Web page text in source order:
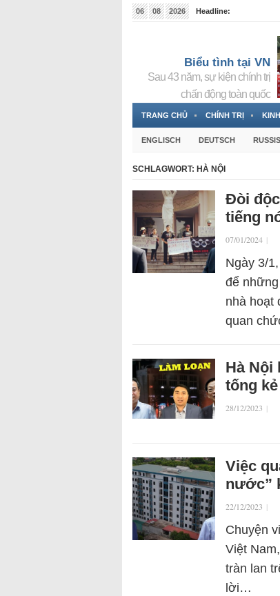
06 08 2026
Headline:
Biểu tình tại VN
Sau 43 năm, sự kiện chính trị
chấn động toàn quốc
TRANG CHỦ CHÍNH TRỊ
ENGLISCH DEUTSCH
SCHLAGWORT: HÀ NỘI
Đòi
tiếng
07/01/2024 |
Ngày 3/
để
nhà hoạt
quan
Hà Nội
tống
28/12/2023 |
Việc
nước”
22/12/2023 |
Chuyện
Việt
tràn lan
lời…